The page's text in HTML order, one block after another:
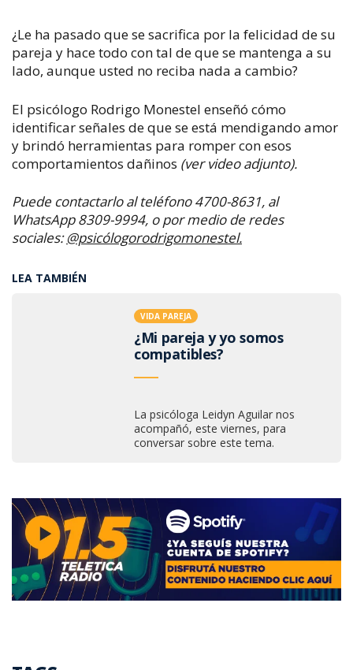
¿Le ha pasado que se sacrifica por la felicidad de su
pareja y hace todo con tal de que se mantenga a su
lado, aunque usted no reciba nada a cambio?
El psicólogo Rodrigo Monestel enseñó cómo
identificar señales de que se está mendigando amor
y brindó herramientas para romper con esos
comportamientos dañinos (ver video adjunto).
Puede contactarlo al teléfono 4700-8631, al
WhatsApp 8309-9994, o por medio de redes
sociales:@psicólogorodrigomonestel.
LEA TAMBIÉN
VIDA PAREJA
¿Mi pareja y yo somos
compatibles?
La psicóloga Leidyn Aguilar nos
acompañó, este viernes, para
conversar sobre este tema.